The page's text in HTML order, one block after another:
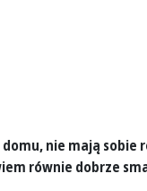
nie mają sobie
równie dobrze